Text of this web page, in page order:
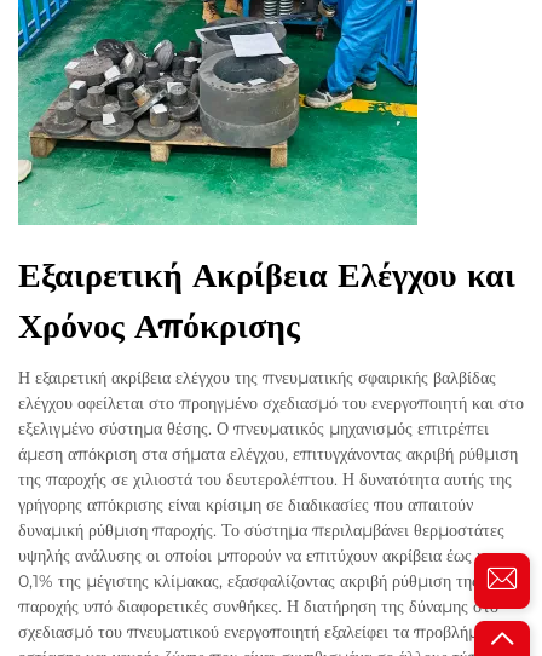
Εξαιρετική Ακρίβεια Ελέγχου και
Χρόνος Απόκρισης
Η εξαιρετική ακρίβεια ελέγχου της πνευματικής σφαιρικής βαλβίδας
ελέγχου οφείλεται στο προηγμένο σχεδιασμό του ενεργοποιητή και στο
εξελιγμένο σύστημα θέσης. Ο πνευματικός μηχανισμός επιτρέπει
άμεση απόκριση στα σήματα ελέγχου, επιτυγχάνοντας ακριβή ρύθμιση
της παροχής σε χιλιοστά του δευτερολέπτου. Η δυνατότητα αυτής της
γρήγορης απόκρισης είναι κρίσιμη σε διαδικασίες που απαιτούν
δυναμική ρύθμιση παροχής. Το σύστημα περιλαμβάνει θερμοστάτες
υψηλής ανάλυσης οι οποίοι μπορούν να επιτύχουν ακρίβεια έως και
0,1% της μέγιστης κλίμακας, εξασφαλίζοντας ακριβή ρύθμιση της
παροχής υπό διαφορετικές συνθήκες. Η διατήρηση της δύναμης στο
σχεδιασμό του πνευματικού ενεργοποιητή εξαλείφει τα προβλήματα